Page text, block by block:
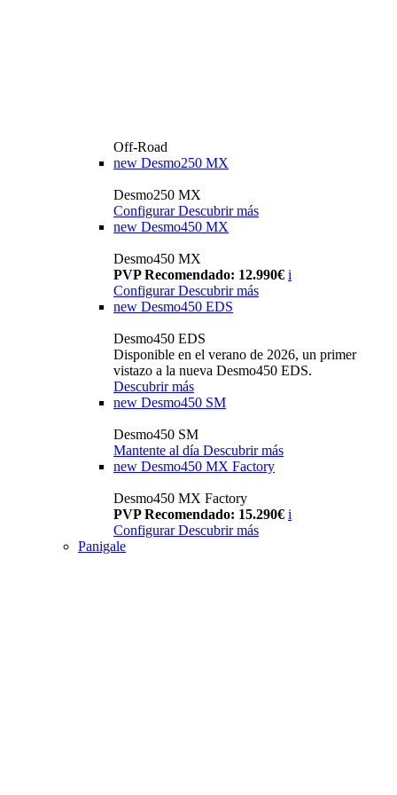
Off-Road
new Desmo250 MX
Desmo250 MX
Configurar Descubrir más
new Desmo450 MX
Desmo450 MX
PVP Recomendado: 12.990€ i
Configurar Descubrir más
new Desmo450 EDS
Desmo450 EDS
Disponible en el verano de 2026, un primer
vistazo a la nueva Desmo450 EDS.
Descubrir más
new Desmo450 SM
Desmo450 SM
Mantente al día Descubrir más
new Desmo450 MX Factory
Desmo450 MX Factory
PVP Recomendado: 15.290€ i
Configurar Descubrir más
Panigale